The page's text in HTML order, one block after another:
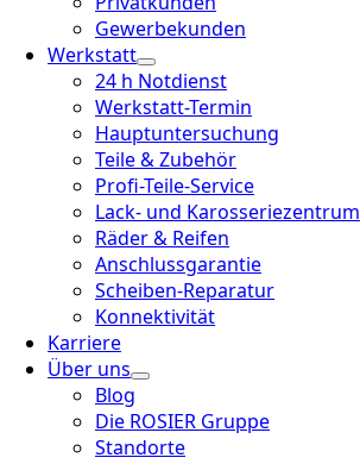
Gewerbekunden
Werkstatt
24 h Notdienst
Werkstatt-Termin
Hauptuntersuchung
Teile & Zubehör
Profi-Teile-Service
Lack- und Karosseriezentrum
Räder & Reifen
Anschlussgarantie
Scheiben-Reparatur
Konnektivität
Karriere
Über uns
Blog
Die ROSIER Gruppe
Standorte